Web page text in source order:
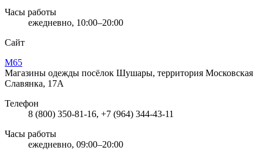
Часы работы
ежедневно, 10:00–20:00
Сайт
М65
Магазины одежды посёлок Шушары, территория Московская
Славянка, 17А
Телефон
8 (800) 350-81-16, +7 (964) 344-43-11
Часы работы
ежедневно, 09:00–20:00